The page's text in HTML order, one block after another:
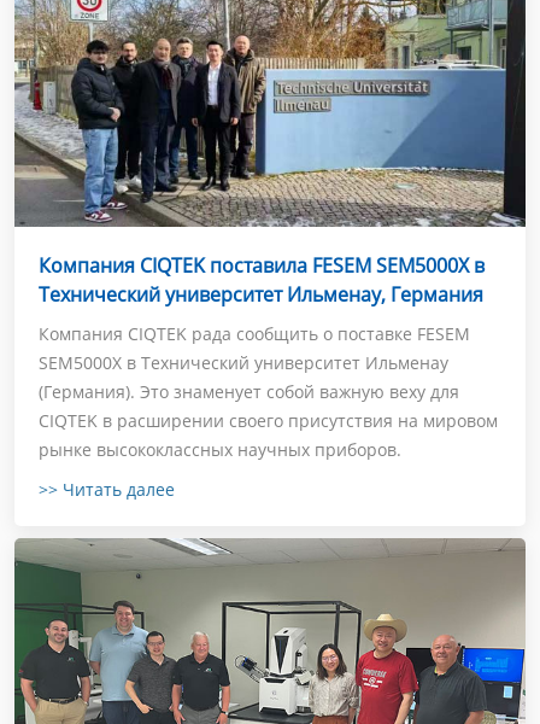
Компания CIQTEK поставила FESEM SEM5000X в
Технический университет Ильменау, Германия
Компания CIQTEK рада сообщить о поставке FESEM
SEM5000X в Технический университет Ильменау
(Германия). Это знаменует собой важную веху для
CIQTEK в расширении своего присутствия на мировом
рынке высококлассных научных приборов.
>> Читать далее